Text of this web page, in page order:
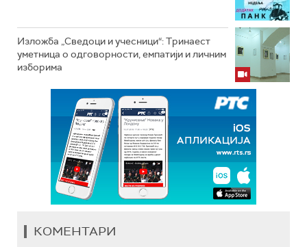
Изложба „Сведоци и учесници“: Тринаест
уметница о одговорности, емпатији и личним
изборима
КОМЕНТАРИ